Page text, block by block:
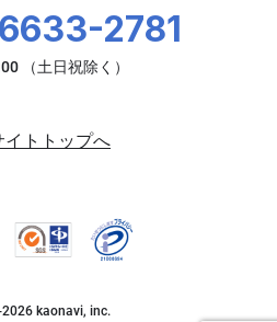
2781
イトトップへ
2026kaonavi, inc.